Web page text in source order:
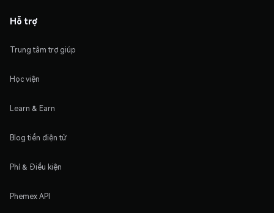
Hỗ trợ
Trung tâm trợ giúp
Học viện
Learn & Earn
Blog tiền điện tử
Phí & Điều kiện
Phemex API